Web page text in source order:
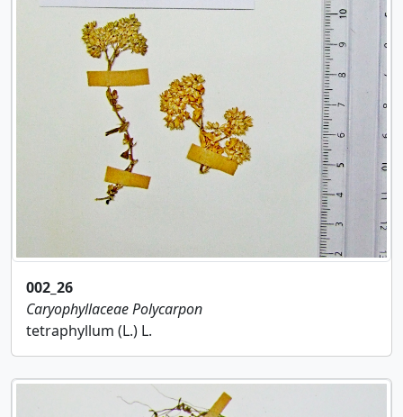
002_26
CaryophyllaceaePolycarpon
tetraphyllum (L.) L.